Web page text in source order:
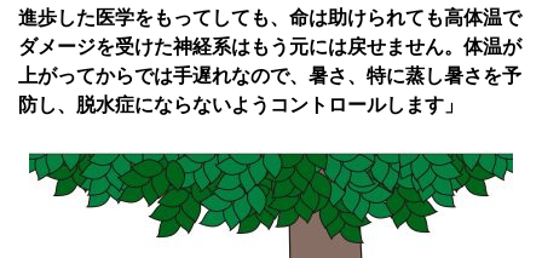
進歩した医学をもってしても、命は助けられても高体温で
ダメージを受けた神経系はもう元には戻せません。体温が
上がってからでは手遅れなので、暑さ、特に蒸し暑さを予
防し、脱水症にならないようコントロールします」